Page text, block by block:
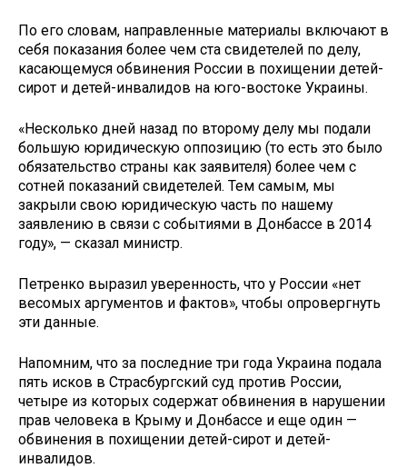
По его словам, направленные материалы включают в
себя показания более чем ста свидетелей по делу,
касающемуся обвинения России в похищении детей-
сирот и детей-инвалидов на юго-востоке Украины.
«Несколько дней назад по второму делу мы подали
большую юридическую оппозицию (то есть это было
обязательство страны как заявителя) более чем с
сотней показаний свидетелей. Тем самым, мы
закрыли свою юридическую часть по нашему
заявлению в связи с событиями в Донбассе в 2014
году», — сказал министр.
Петренко выразил уверенность, что у России «нет
весомых аргументов и фактов», чтобы опровергнуть
эти данные.
Напомним, что за последние три года Украина подала
пять исков в Страсбургский суд против России,
четыре из которых содержат обвинения в нарушении
прав человека в Крыму и Донбассе и еще один —
обвинения в похищении детей-сирот и детей-
инвалидов.